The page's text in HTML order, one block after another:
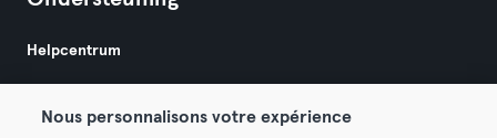
Helpcentrum
Nous personnalisons votre expérience